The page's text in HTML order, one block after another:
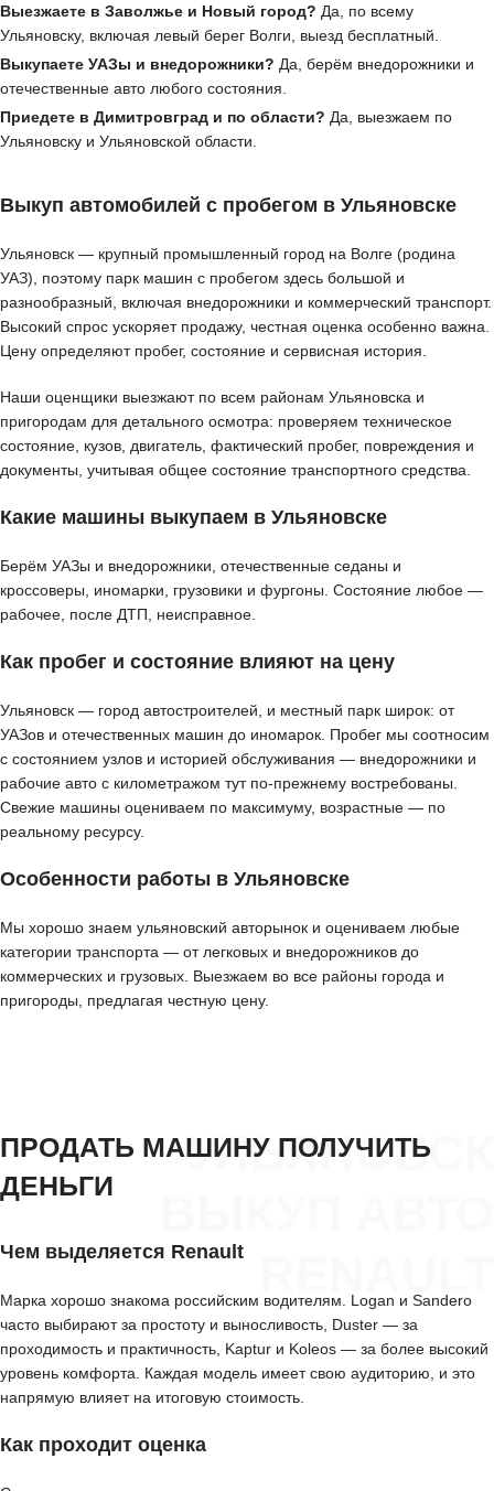
Выезжаете в Заволжье и Новый город? Да, по всему
Ульяновску, включая левый берег Волги, выезд бесплатный.
Выкупаете УАЗы и внедорожники? Да, берём внедорожники и
отечественные авто любого состояния.
Приедете в Димитровград и по области? Да, выезжаем по
Ульяновску и Ульяновской области.
Выкуп автомобилей с пробегом в Ульяновске
Ульяновск — крупный промышленный город на Волге (родина
УАЗ), поэтому парк машин с пробегом здесь большой и
разнообразный, включая внедорожники и коммерческий транспорт.
Высокий спрос ускоряет продажу, честная оценка особенно важна.
Цену определяют пробег, состояние и сервисная история.
Наши оценщики выезжают по всем районам Ульяновска и
пригородам для детального осмотра: проверяем техническое
состояние, кузов, двигатель, фактический пробег, повреждения и
документы, учитывая общее состояние транспортного средства.
Какие машины выкупаем в Ульяновске
Берём УАЗы и внедорожники, отечественные седаны и
кроссоверы, иномарки, грузовики и фургоны. Состояние любое —
рабочее, после ДТП, неисправное.
Как пробег и состояние влияют на цену
Ульяновск — город автостроителей, и местный парк широк: от
УАЗов и отечественных машин до иномарок. Пробег мы соотносим
с состоянием узлов и историей обслуживания — внедорожники и
рабочие авто с километражом тут по-прежнему востребованы.
Свежие машины оцениваем по максимуму, возрастные — по
реальному ресурсу.
Особенности работы в Ульяновске
Мы хорошо знаем ульяновский авторынок и оцениваем любые
категории транспорта — от легковых и внедорожников до
коммерческих и грузовых. Выезжаем во все районы города и
пригороды, предлагая честную цену.
УЛЬЯНОВСК
ПРОДАТЬ МАШИНУ ПОЛУЧИТЬ
ДЕНЬГИ
Чем выделяется Renault
Марка хорошо знакома российским водителям. Logan и Sandero
часто выбирают за простоту и выносливость, Duster — за
проходимость и практичность, Kaptur и Koleos — за более высокий
уровень комфорта. Каждая модель имеет свою аудиторию, и это
напрямую влияет на итоговую стоимость.
Как проходит оценка